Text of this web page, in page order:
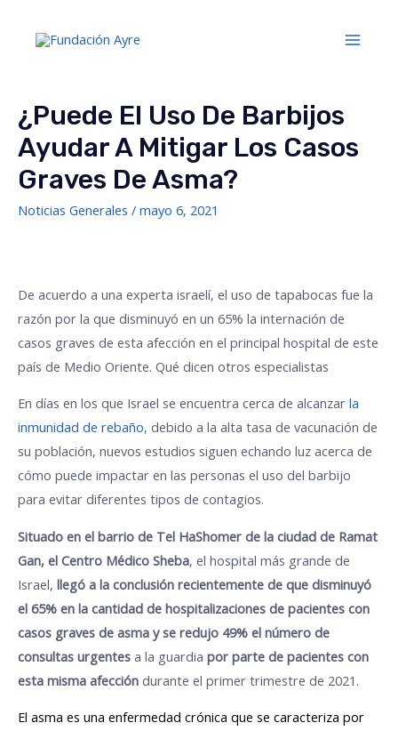
¿Puede El Uso De Barbijos
Ayudar A Mitigar Los Casos
Graves De Asma?
Noticias Generales / mayo 6, 2021
De acuerdo a una experta israelí, el uso de tapabocas fue la
razón por la que disminuyó en un 65% la internación de
casos graves de esta afección en el principal hospital de este
país de Medio Oriente. Qué dicen otros especialistas
En días en los que Israel se encuentra cerca de alcanzar la
inmunidad de rebaño, debido a la alta tasa de vacunación de
su población, nuevos estudios siguen echando luz acerca de
cómo puede impactar en las personas el uso del barbijo
para evitar diferentes tipos de contagios.
Situado en el barrio de Tel HaShomer de la ciudad de Ramat
Gan, el Centro Médico Sheba, el hospital más grande de
Israel, llegó a la conclusión recientemente de que disminuyó
el 65% en la cantidad de hospitalizaciones de pacientes con
casos graves de asma y se redujo 49% el número de
consultas urgentes a la guardia por parte de pacientes con
esta misma afección durante el primer trimestre de 2021.
El asma es una enfermedad crónica que se caracteriza por